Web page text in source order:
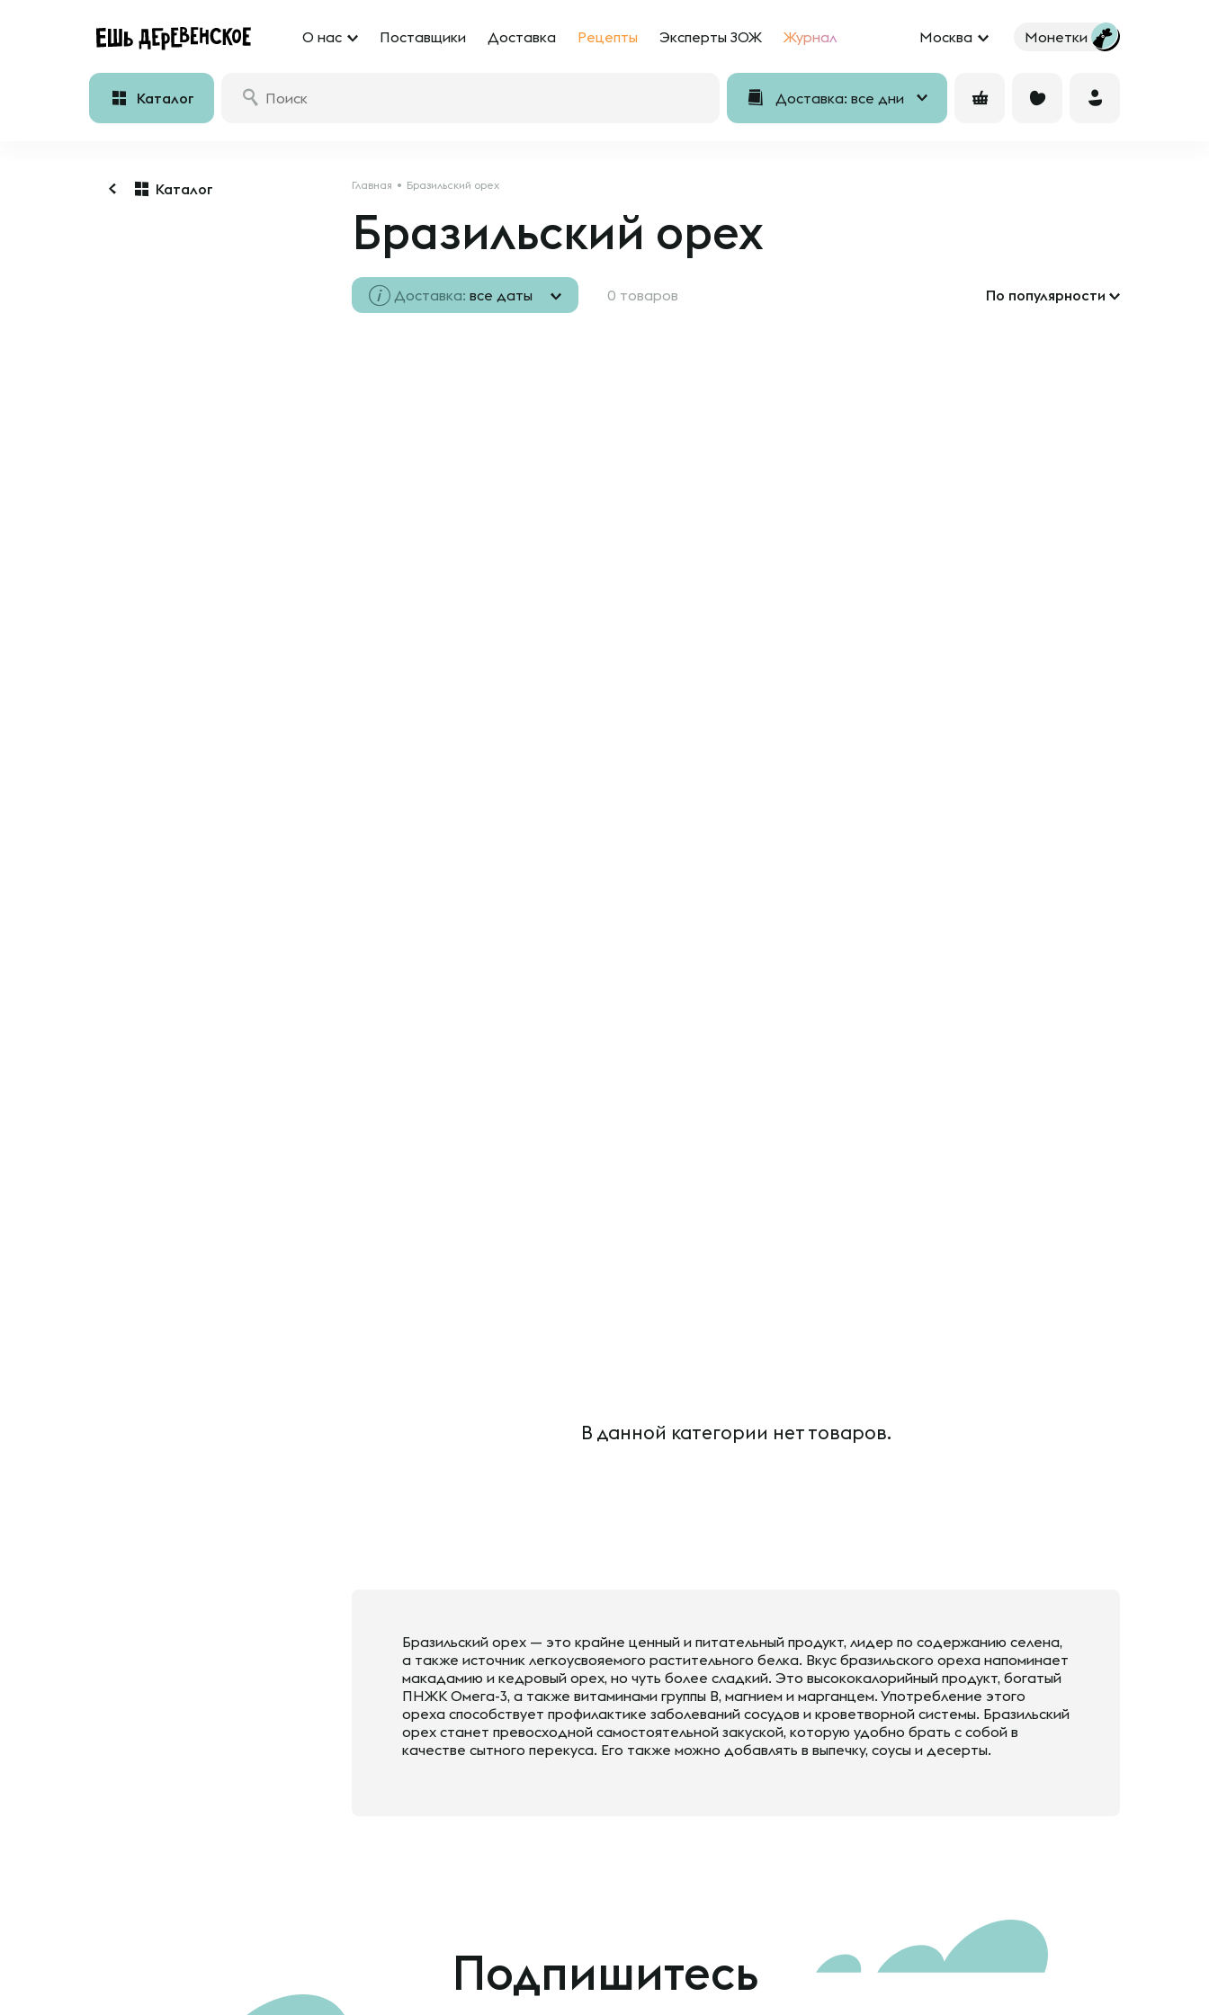
О нас Поставщики Доставка Рецепты Эксперты ЗОЖ Журнал Москва Монетки
Каталог Доставка: все дни
Каталог Главная Бразильский орех
Бразильский орех
Доставка: все даты 0 товаров По популярности
В данной категории нет товаров.
Бразильский орех — это крайне ценный и питательный продукт, лидер по содержанию селена,
а также источник легкоусвояемого растительного белка. Вкус бразильского ореха напоминает
макадамию и кедровый орех, но чуть более сладкий. Это высококалорийный продукт, богатый
ПНЖК Омега-3, а также витаминами группы В, магнием и марганцем. Употребление этого
ореха способствует профилактике заболеваний сосудов и кроветворной системы. Бразильский
орех станет превосходной самостоятельной закуской, которую удобно брать с собой в
качестве сытного перекуса. Его также можно добавлять в выпечку, соусы и десерты.
Подпишитесь